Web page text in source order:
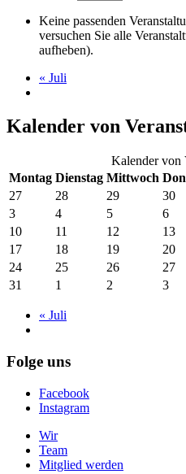
Keine passenden
versuchen Sie alle
aufheben).
« Juli
Kalender von
Kalender von
Montag Dienstag Mittwoch
27
28 29 30
3
4 5 6
10
11 12 13
17
18 19 20
24
25 26 27
31
1 2 3
« Juli
Folge uns
Facebook
Instagram
Wir
Team
Mitglied werden